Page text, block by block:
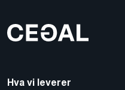
Hva vi leverer